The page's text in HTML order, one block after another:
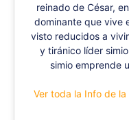
reinado de César,
dominante que vive
visto reducidos a
y tiránico líder
simio emprende
Ver toda la Info de